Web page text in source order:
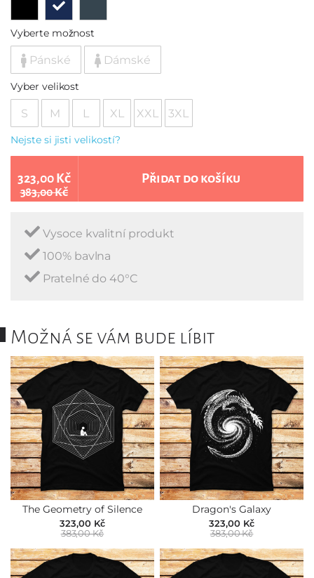
Vyberte možnost
Pánské Dámské
Vyber velikost
S M L XL XXL 3XL
Nejste si jisti velikostí?
323,00 Kč
383,00 Kč
Přidat do košíku
Vysoce kvalitní produkt
100% bavlna
Pratelné do 40°C
Možná se vám bude líbit
The Geometry of Silence
323,00 Kč
383,00 Kč
Dragon's Galaxy
323,00 Kč
383,00 Kč